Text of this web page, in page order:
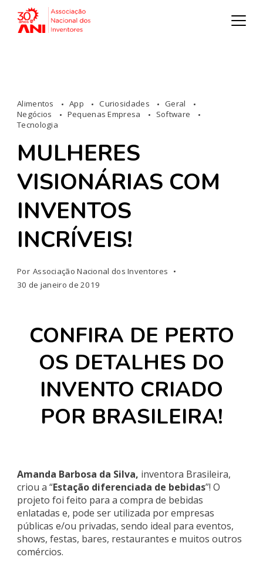
Alimentos App Curiosidades
Geral
Negócios
Pequenas Empresa
Software
Tecnologia
MULHERES
VISIONÁRIAS COM
INVENTOS
INCRÍVEIS!
Por Associação Nacional dos Inventores
30 de janeiro de 2019
CONFIRA DE PERTO
OS DETALHES DO
INVENTO CRIADO
POR BRASILEIRA!
Amanda Barbosa da Silva, inventora Brasileira,
criou a “Estação diferenciada de bebidas”! O
projeto foi feito para a compra de bebidas
enlatadas e, pode ser utilizada por empresas
públicas e/ou privadas, sendo ideal para eventos,
shows, festas, bares, restaurantes e muitos outros
comércios.